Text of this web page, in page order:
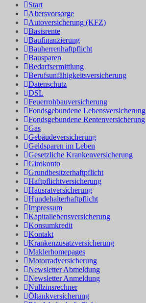
Start
Altersvorsorge
Autoversicherung (KFZ)
Basisrente
Baufinanzierung
Bauherrenhaftpflicht
Bausparen
Bedarfsermittlung
Berufs­unfähigkeitsversicherung
Datenschutz
DSL
Feuerrohbauversicherung
Fondsgebundene Lebensversicherung
Fondsgebundene Rentenversicherung
Gas
Gebäudeversicherung
Geldsparen im Leben
Gesetzliche Krankenversicherung
Girokonto
Grundbesitzerhaftpflicht
Haftpflichtversicherung
Hausratversicherung
Hundehalterhaftpflicht
Impressum
Kapitallebensversicherung
Konsumkredit
Kontakt
Krankenzusatzversicherung
Maklerhomepages
Motorradversicherung
Newsletter Abmeldung
Newsletter Anmeldung
Nullzinsrechner
Öltankversicherung